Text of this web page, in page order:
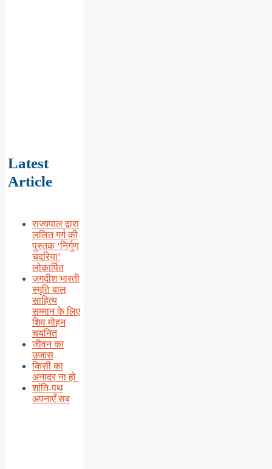
Latest
Article
राज्यपाल द्वारा
ललित गर्ग की
पुस्तक ‘निर्गुण
चदरिया’
लोकार्पित
जगदीश भारती
स्मृति बाल
साहित्य
सम्मान के लिए
शिव मोहन
चयनित
जीवन का
उजास
किसी का
अनादर ना हो
शांति-पथ
अपनाएँ सब